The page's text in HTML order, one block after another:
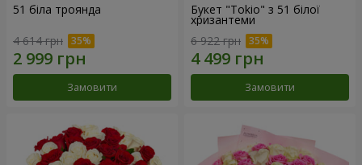
51 біла троянда
4 614 грн
Замовити
Букет "Tokio" з 51 білої
хризантеми
6 922 грн
Замовити